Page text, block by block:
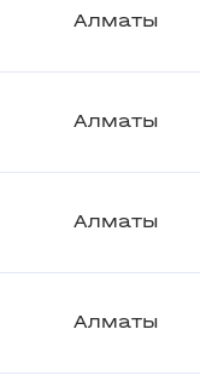
Алматы
Алматы
Алматы
Алматы